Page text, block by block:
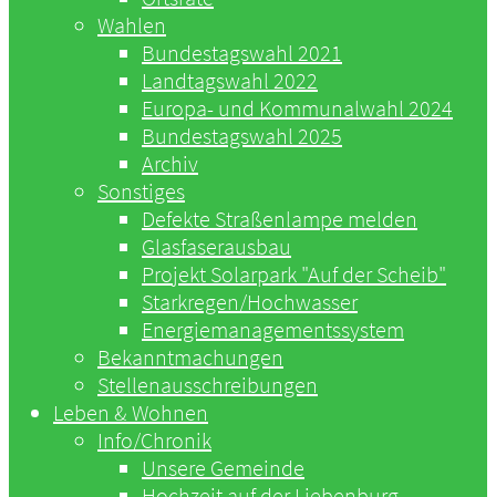
Wahlen
Bundestagswahl 2021
Landtagswahl 2022
Europa- und Kommunalwahl 2024
Bundestagswahl 2025
Archiv
Sonstiges
Defekte Straßenlampe melden
Glasfaserausbau
Projekt Solarpark "Auf der Scheib"
Starkregen/Hochwasser
Energiemanagementssystem
Bekanntmachungen
Stellenausschreibungen
Leben & Wohnen
Info/Chronik
Unsere Gemeinde